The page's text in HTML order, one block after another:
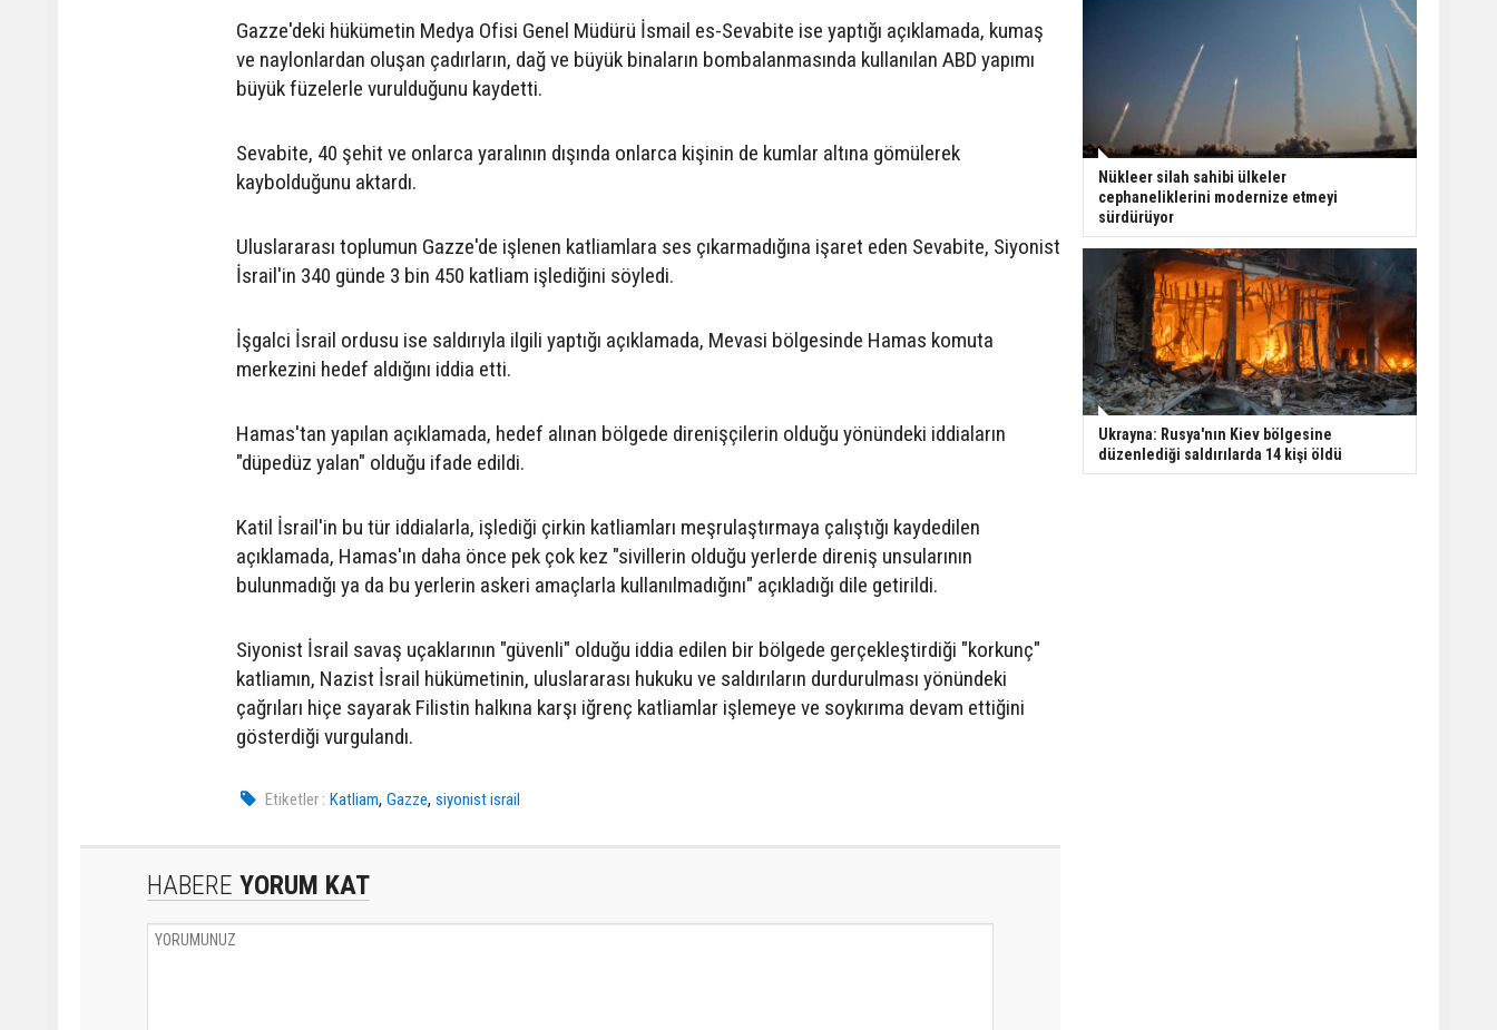
Gazze'deki hükümetin Medya Ofisi Genel Müdürü İsmail es-Sevabite ise yaptığı açıklamada, kumaş
ve naylonlardan oluşan çadırların, dağ ve büyük binaların bombalanmasında kullanılan ABD yapımı
büyük füzelerle vurulduğunu kaydetti.
Sevabite, 40 şehit ve onlarca yaralının dışında onlarca kişinin de kumlar altına gömülerek
kaybolduğunu aktardı.
Uluslararası toplumun Gazze'de işlenen katliamlara ses çıkarmadığına işaret eden Sevabite, Siyonist
İsrail'in 340 günde 3 bin 450 katliam işlediğini söyledi.
İşgalci İsrail ordusu ise saldırıyla ilgili yaptığı açıklamada, Mevasi bölgesinde Hamas komuta
merkezini hedef aldığını iddia etti.
Hamas'tan yapılan açıklamada, hedef alınan bölgede direnişçilerin olduğu yönündeki iddiaların
"düpedüz yalan" olduğu ifade edildi.
Katil İsrail'in bu tür iddialarla, işlediği çirkin katliamları meşrulaştırmaya çalıştığı kaydedilen
açıklamada, Hamas'ın daha önce pek çok kez "sivillerin olduğu yerlerde direniş unsularının
bulunmadığı ya da bu yerlerin askeri amaçlarla kullanılmadığını" açıkladığı dile getirildi.
Siyonist İsrail savaş uçaklarının "güvenli" olduğu iddia edilen bir bölgede gerçekleştirdiği "korkunç"
katliamın, Nazist İsrail hükümetinin, uluslararası hukuku ve saldırıların durdurulması yönündeki
çağrıları hiçe sayarak Filistin halkına karşı iğrenç katliamlar işlemeye ve soykırıma devam ettiğini
gösterdiği vurgulandı.
Etiketler : Katliam,Gazze,siyonist israil
HABERE YORUM KAT
Nükleer silah sahibi ülkeler
cephaneliklerini modernize etmeyi
sürdürüyor
Ukrayna: Rusya'nın Kiev bölgesine
düzenlediği saldırılarda 14 kişi öldü